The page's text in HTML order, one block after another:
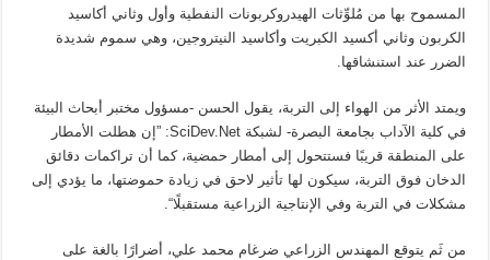
المسموح بها من مُلوِّثات الهيدروكربونات النفطية وأول وثاني أكاسيد
الكربون وثاني أكسيد الكبريت وأكاسيد النيتروجين، وهي سموم شديدة
الضرر عند استنشاقها.
ويمتد الأثر من الهواء إلى التربة، يقول الحسن -مسؤول مختبر أبحاث البيئة
في كلية الآداب بجامعة البصرة- لشبكة SciDev.Net: ”إن هطلت الأمطار
على المنطقة قريبًا فستتحول إلى أمطار حمضية، كما أن تراكمات دقائق
الدخان فوق التربة، سيكون لها تأثير لاحق في زيادة حموضتها، ما يؤدي إلى
مشكلات في التربة وفي الإنتاجية الزراعية مستقبلًا“.
من ثَم يتوقع المهندس الزراعي ضرغام محمد علي، أضرارًا بالغة على